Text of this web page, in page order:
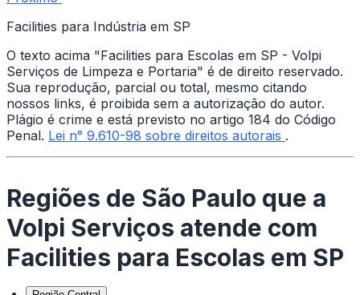
Facilities para Indústria em SP
O texto acima "Facilities para Escolas em SP - Volpi
Serviços de Limpeza e Portaria" é de direito reservado.
Sua reprodução, parcial ou total, mesmo citando
nossos links, é proibida sem a autorização do autor.
Plágio é crime e está previsto no artigo 184 do Código
Penal. Lei n° 9.610-98 sobre direitos autorais .
Regiões de São Paulo que a
Volpi Serviços atende com
Facilities para Escolas em SP